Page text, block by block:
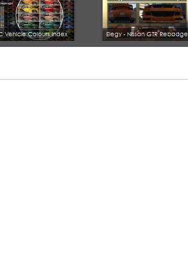
Vehicle Colours Index Elegy - Nissan GTR Rebadge